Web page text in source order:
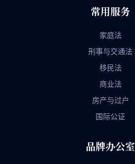
常用服务
家庭法
刑事与交通法
移民法
商业法
房产与过户
国际公证
品牌办公室